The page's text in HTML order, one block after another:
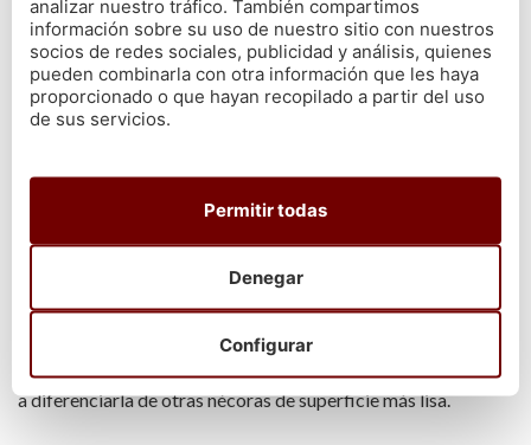
la temperatura aumente progresivamente. El tiempo depende
del tamaño y comienza a contar cuando el agua rompe a
hervir. Consulta las proporciones y los pasos completos en
nuestraguía para cocer nécoras vivas
CÓMO RECONOCER UNA NÉCORA GALLEGA
La nécora gallega suele presentar un caparazón de tono gris
parduzco y una superficie ligeramente aterciopelada. Al
pasar el dedo se perciben unas finas vellosidades que ayudan
a diferenciarla de otras nécoras de superficie más lisa.
analizar nuestro tráfico. También compartimos
información sobre su uso de nuestro sitio con nuestros
socios de redes sociales, publicidad y análisis, quienes
pueden combinarla con otra información que les haya
proporcionado o que hayan recopilado a partir del uso
de sus servicios.
Configurar
Denegar
Permitir todas